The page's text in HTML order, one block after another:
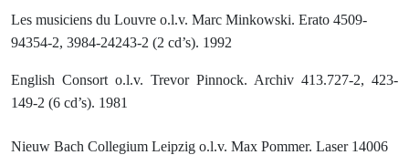
Les musiciens du Louvre o.l.v. Marc Minkowski. Erato 4509-
94354-2, 3984-24243-2 (2 cd’s). 1992
English Consort o.l.v. Trevor Pinnock. Archiv 413.727-2, 423-
149-2 (6 cd’s). 1981
Nieuw Bach Collegium Leipzig o.l.v. Max Pommer. Laser 14006